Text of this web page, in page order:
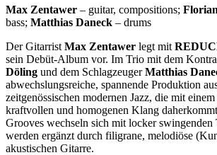
Max Zentawer – guitar, compositions;
bass; Matthias Daneck – drums
Der Gitarrist Max Zentawer legt mit
sein Debüt-Album vor. Im Trio mit dem
Döling und dem SchlagzeugerMatthias
abwechslungsreiche, spannende Produktion
zeitgenössischen modernen Jazz, die mit
kraftvollen und homogenen Klang
Grooves wechseln sich mit locker swingenden
werden ergänzt durch filigrane, melodiöse
akustischen Gitarre.